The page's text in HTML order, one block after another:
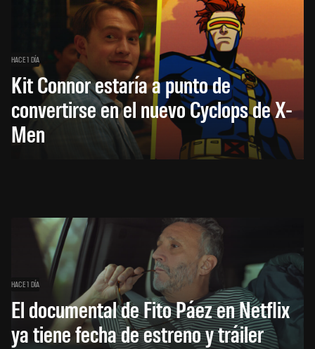
HACE 1 DÍA
Kit Connor estaría a punto de
convertirse en el nuevo Cyclops de X-
Men
HACE 1 DÍA
El documental de Fito Páez en Netflix
ya tiene fecha de estreno y tráiler